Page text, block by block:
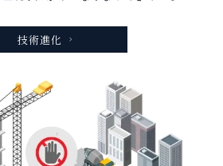
技術進化